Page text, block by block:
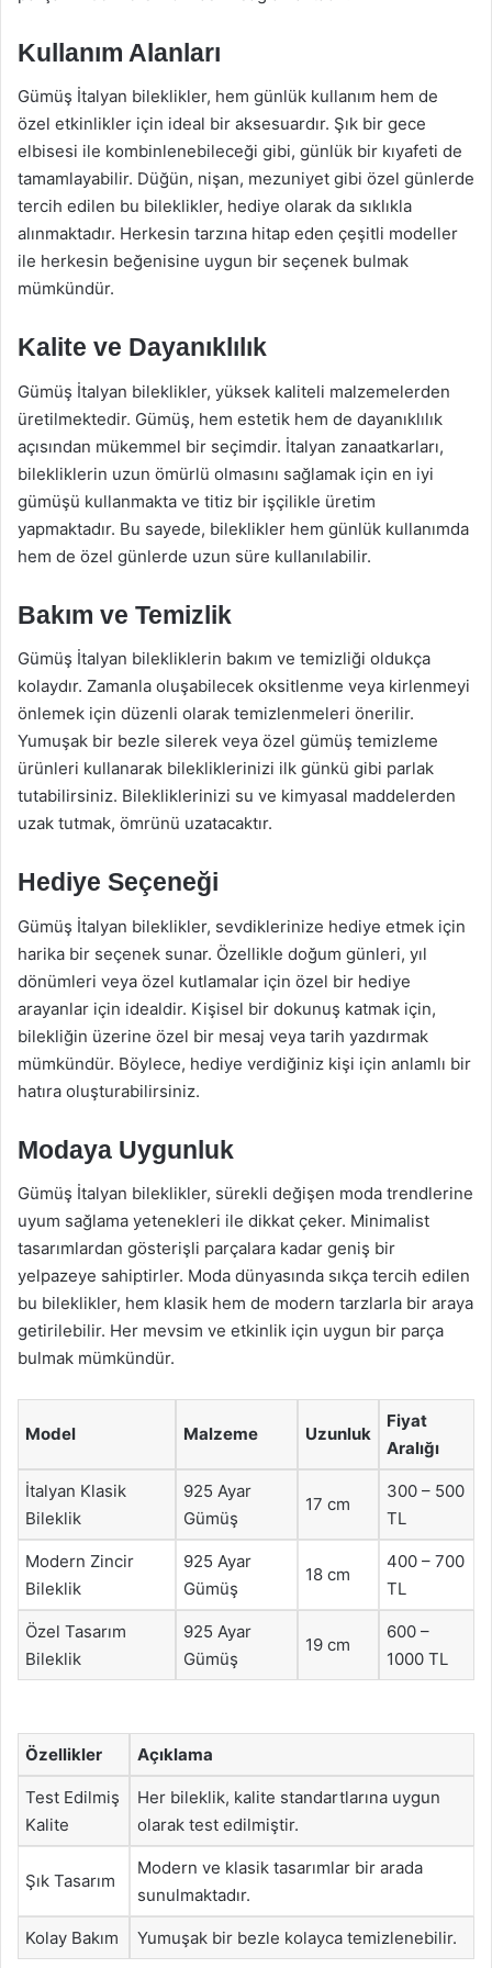
Kullanım Alanları
Gümüş İtalyan bileklikler, hem günlük kullanım hem de
özel etkinlikler için ideal bir aksesuardır. Şık bir gece
elbisesi ile kombinlenebileceği gibi, günlük bir kıyafeti de
tamamlayabilir. Düğün, nişan, mezuniyet gibi özel günlerde
tercih edilen bu bileklikler, hediye olarak da sıklıkla
alınmaktadır. Herkesin tarzına hitap eden çeşitli modeller
ile herkesin beğenisine uygun bir seçenek bulmak
mümkündür.
Kalite ve Dayanıklılık
Gümüş İtalyan bileklikler, yüksek kaliteli malzemelerden
üretilmektedir. Gümüş, hem estetik hem de dayanıklılık
açısından mükemmel bir seçimdir. İtalyan zanaatkarları,
bilekliklerin uzun ömürlü olmasını sağlamak için en iyi
gümüşü kullanmakta ve titiz bir işçilikle üretim
yapmaktadır. Bu sayede, bileklikler hem günlük kullanımda
hem de özel günlerde uzun süre kullanılabilir.
Bakım ve Temizlik
Gümüş İtalyan bilekliklerin bakım ve temizliği oldukça
kolaydır. Zamanla oluşabilecek oksitlenme veya kirlenmeyi
önlemek için düzenli olarak temizlenmeleri önerilir.
Yumuşak bir bezle silerek veya özel gümüş temizleme
ürünleri kullanarak bilekliklerinizi ilk günkü gibi parlak
tutabilirsiniz. Bilekliklerinizi su ve kimyasal maddelerden
uzak tutmak, ömrünü uzatacaktır.
Hediye Seçeneği
Gümüş İtalyan bileklikler, sevdiklerinize hediye etmek için
harika bir seçenek sunar. Özellikle doğum günleri, yıl
dönümleri veya özel kutlamalar için özel bir hediye
arayanlar için idealdir. Kişisel bir dokunuş katmak için,
bilekliğin üzerine özel bir mesaj veya tarih yazdırmak
mümkündür. Böylece, hediye verdiğiniz kişi için anlamlı bir
hatıra oluşturabilirsiniz.
Modaya Uygunluk
Gümüş İtalyan bileklikler, sürekli değişen moda trendlerine
uyum sağlama yetenekleri ile dikkat çeker. Minimalist
tasarımlardan gösterişli parçalara kadar geniş bir
yelpazeye sahiptirler. Moda dünyasında sıkça tercih edilen
bu bileklikler, hem klasik hem de modern tarzlarla bir araya
getirilebilir. Her mevsim ve etkinlik için uygun bir parça
bulmak mümkündür.
Model Malzeme Uzunluk
Fiyat
Aralığı
İtalyan Klasik
Bileklik
925 Ayar
Gümüş
17 cm
300 – 500
TL
Modern Zincir
Bileklik
925 Ayar
Gümüş
18 cm
400 – 700
TL
Özel Tasarım
Bileklik
925 Ayar
Gümüş
19 cm
600 –
1000 TL
Özellikler Açıklama
Test Edilmiş
Kalite
Her bileklik, kalite standartlarına uygun
olarak test edilmiştir.
Şık Tasarım
Modern ve klasik tasarımlar bir arada
sunulmaktadır.
Kolay Bakım Yumuşak bir bezle kolayca temizlenebilir.